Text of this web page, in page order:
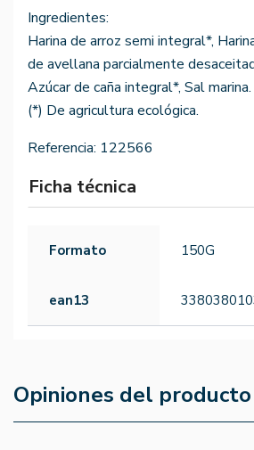
Ingredientes:
Harina de arroz semi integral*,
de avellana parcialmente
Azúcar de caña integral*, Sal marina.
(*) De agricultura ecológica.
Referencia: 122566
Ficha técnica
Formato 150G
ean13
Opiniones del producto